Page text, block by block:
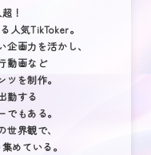
！
人気TikToker。
画力を活かし、
動画など
ツを制作。
勤する
でもある。
界観で、
めている。